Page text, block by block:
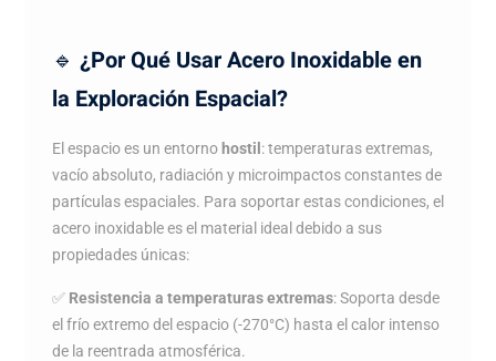
🔹 ¿Por Qué Usar Acero Inoxidable en
la Exploración Espacial?
El espacio es un entornohostil: temperaturas extremas,
vacío absoluto, radiación y microimpactos constantes de
partículas espaciales. Para soportar estas condiciones, el
acero inoxidable es el material ideal debido a sus
propiedades únicas:
✅ Resistencia a temperaturas extremas: Soporta desde
el frío extremo del espacio (-270°C) hasta el calor intenso
de la reentrada atmosférica.